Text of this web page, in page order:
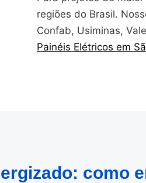
regiões do Brasil.
Confab, Usiminas,
Painéis Elétricos em
como